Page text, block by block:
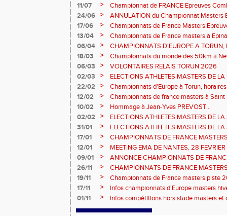
11/07 >
Championnat de FRANCE Epreuves
et Marche CHATEAUROUX
24/06 >
ANNULATION du Championnat Masters
Châteauroux les 27-28 juin
17/06 >
Championnats de France Masters
fond long
13/04 >
Championnats de France masters à
prévisionnels, montée de barres et
06/04 >
CHAMPIONNATS D'EUROPE A
18/03
>
Championnats du monde des 50km à
Sébastien DOUMENC.
06/03 >
VOLONTAIRES RELAIS TORUN 2026
02/03
>
ELECTIONS ATHLETES MASTERS DE
2ème vote : athlètes hommes.
22/02 >
Championnats d'Europe à Torun,
informations...
12/02 >
Championnats de france masters à Saint
février 2026.
10/02 >
Hommage à Jean-Yves PREVOST...
02/02
>
ELECTIONS ATHLETES MASTERS DE
vote : athlètes femmes.
31/01 >
ELECTIONS ATHLETES MASTERS DE
17/01
>
CHAMPIONNATS DE FRANCE
informations sur les inscriptions et report
12/01 >
MEETING EMA DE NANTES, 28
09/01
>
ANNONCE CHAMPIONNATS DE
ÉPREUVES COMBINÉES ET ÉPREUVES
26/11 >
CHAMPIONNATS DE FRANCE
2026, site de l'organisation.
19/11 >
Championnats de France masters piste
17/11
>
Infos championnats d'Europe masters
01/11
> Infos compétitions hors stade masters et